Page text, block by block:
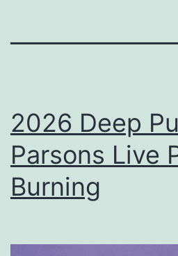
2026 Deep
Parsons Live
Burning